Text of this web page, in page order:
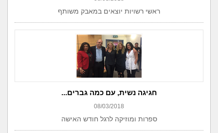
ראשי רשויות יוצאים במאבק משותף
חגיגה נשית, עם כמה גברים...
08/03/2018
ספרות ומוזיקה לרגל חודש האישה